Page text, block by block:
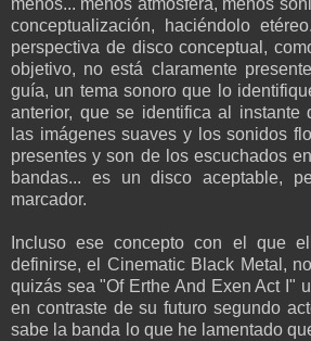
menos... menos atmósfera, menos
conceptualización, haciéndolo
perspectiva de disco conceptual,
objetivo, no está claramente
guía, un tema sonoro que lo
anterior, que se identifica al instante
las imágenes suaves y los sonidos
presentes y son de los escuchados
bandas... es un disco aceptable,
marcador.
Incluso ese concepto con el que
definirse, el Cinematic Black Metal,
quizás sea "Of Erthe And Exen Act I"
en contraste de su futuro segundo
sabe la banda lo que he lamentado